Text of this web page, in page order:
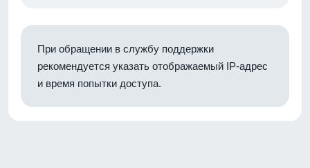
При обращении в службу поддержки
рекомендуется указать отображаемый IP-адрес
и время попытки доступа.